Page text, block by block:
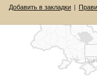
Добавить в закладки |